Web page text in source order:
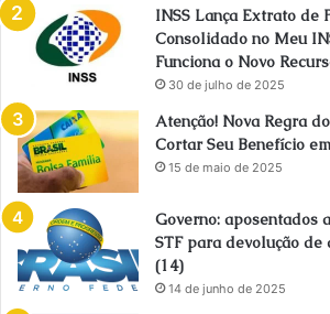
INSS Lança Extrato de
Consolidado no Meu
Funciona o Novo
30 de julho de 2025
Atenção! Nova Regra
Cortar Seu Benefício
15 de maio de 2025
Governo: aposentados
STF para devolução
(14)
14 de junho de 2025